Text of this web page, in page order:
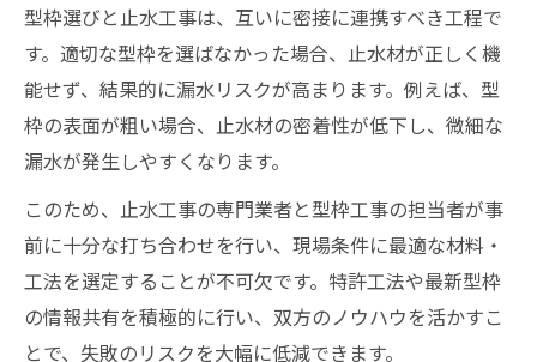
型枠選びと止水工事は、互いに密接に連携すべき工程で
す。適切な型枠を選ばなかった場合、止水材が正しく機
能せず、結果的に漏水リスクが高まります。例えば、型
枠の表面が粗い場合、止水材の密着性が低下し、微細な
漏水が発生しやすくなります。
このため、止水工事の専門業者と型枠工事の担当者が事
前に十分な打ち合わせを行い、現場条件に最適な材料・
工法を選定することが不可欠です。特許工法や最新型枠
の情報共有を積極的に行い、双方のノウハウを活かすこ
とで、失敗のリスクを大幅に低減できます。